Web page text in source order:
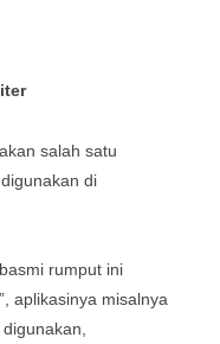
salah satu
di
rumput ini
aplikasinya misalnya